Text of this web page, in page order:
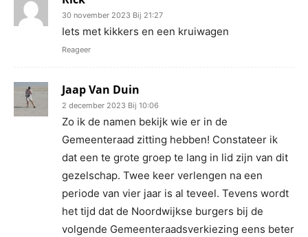
30 november 2023 Bij 21:27
Iets met kikkers en een kruiwagen
Reageer
Jaap Van Duin
2 december 2023 Bij 10:06
Zo ik de namen bekijk wie er in de
Gemeenteraad zitting hebben! Constateer ik
dat een te grote groep te lang in lid zijn van dit
gezelschap. Twee keer verlengen na een
periode van vier jaar is al teveel. Tevens wordt
het tijd dat de Noordwijkse burgers bij de
volgende Gemeenteraadsverkiezing eens beter